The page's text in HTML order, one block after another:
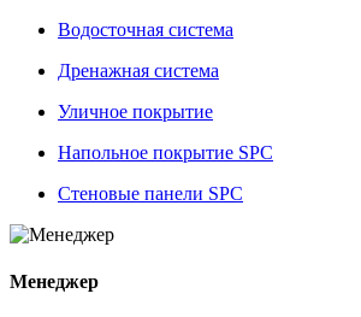
Водосточная система
Дренажная система
Уличное покрытие
Напольное покрытие SPC
Стеновые панели SPC
Менеджер